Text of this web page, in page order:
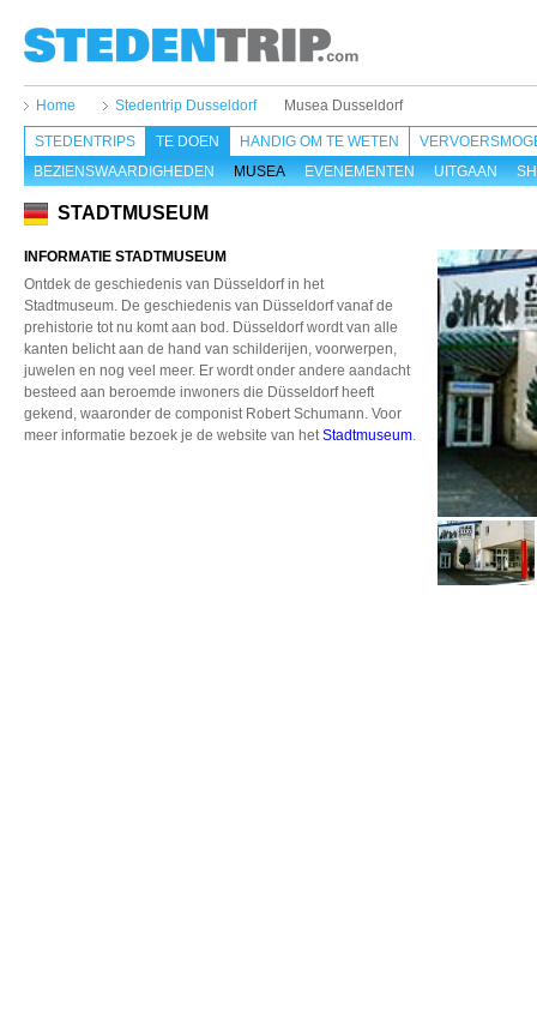
Home Stedentrip Dusseldorf Musea Dusseldorf
STEDENTRIPS
TE DOEN
BEZIENSWAARDIGHEDEN
MUSEA EVENEMENTEN UITGAAN
HANDIG OM TE WETEN
STADTMUSEUM
INFORMATIE STADTMUSEUM
Ontdek de geschiedenis van Düsseldorf in het
Stadtmuseum. De geschiedenis van Düsseldorf vanaf de
prehistorie tot nu komt aan bod. Düsseldorf wordt van alle
kanten belicht aan de hand van schilderijen, voorwerpen,
juwelen en nog veel meer. Er wordt onder andere aandacht
besteed aan beroemde inwoners die Düsseldorf heeft
gekend, waaronder de componist Robert Schumann. Voor
meer informatie bezoek je de website van hetStadtmuseum.